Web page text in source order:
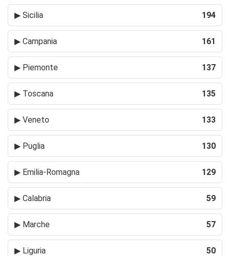
▶ Sicilia 194
▶ Campania 161
▶ Piemonte 137
▶ Toscana 135
▶ Veneto 133
▶ Puglia 130
▶ Emilia-Romagna 129
▶ Calabria 59
▶ Marche 57
▶ Liguria 50